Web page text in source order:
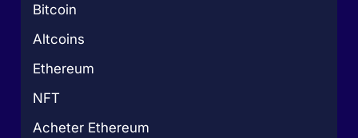
Bitcoin
Altcoins
Ethereum
NFT
Acheter Ethereum